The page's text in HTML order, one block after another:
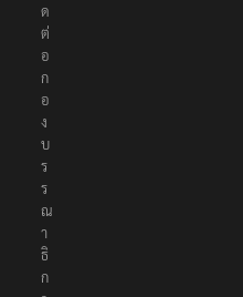
ด
ต่
อ
ก
อ
ง
บ
ร
ร
ณ
า
ธิ
ก